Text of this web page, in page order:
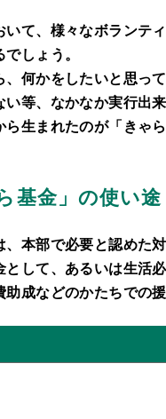
いて、様々なボランテ
しょう。
、何かをしたいと思っ
い等、なかなか実行出
ら生まれたのが「きゃ
基金」の使い途
、本部で必要と認めた
として、あるいは生活
助成などのかたちでの